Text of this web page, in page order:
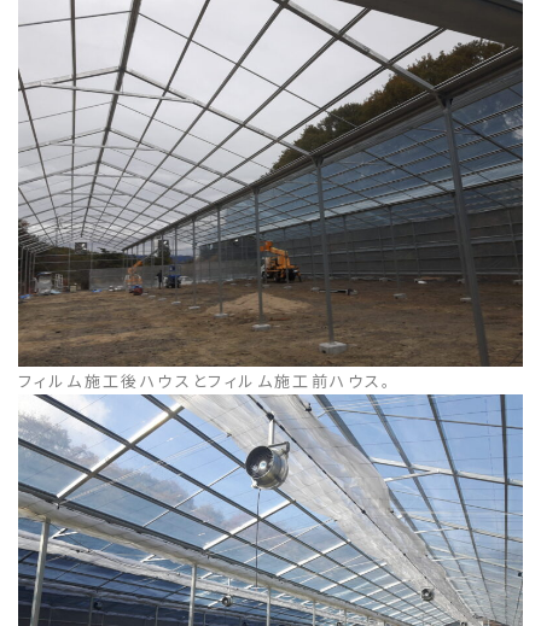
フィルム施工後ハウスとフィルム施工前ハウス。